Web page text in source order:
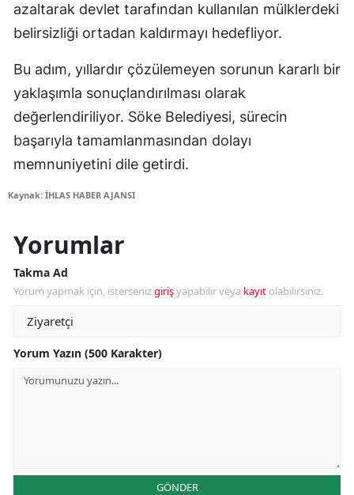
azaltarak devlet tarafından kullanılan mülklerdeki
belirsizliği ortadan kaldırmayı hedefliyor.
Bu adım, yıllardır çözülemeyen sorunun kararlı bir
yaklaşımla sonuçlandırılması olarak
değerlendiriliyor. Söke Belediyesi, sürecin
başarıyla tamamlanmasından dolayı
memnuniyetini dile getirdi.
Kaynak: İHLAS HABER AJANSI
Yorumlar
Takma Ad
Yorum yapmak için, istersenizgirişyapabilir veya kayıt olabilirsiniz.
Yorum Yazın (500 Karakter)
GÖNDER